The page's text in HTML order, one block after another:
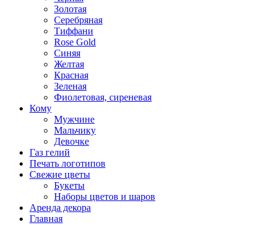
Золотая
Серебряная
Тиффани
Rose Gold
Синяя
Желтая
Красная
Зеленая
Фиолетовая, сиреневая
Кому
Мужчине
Мальчику
Девочке
Газ гелий
Печать логотипов
Свежие цветы
Букеты
Наборы цветов и шаров
Аренда декора
Главная